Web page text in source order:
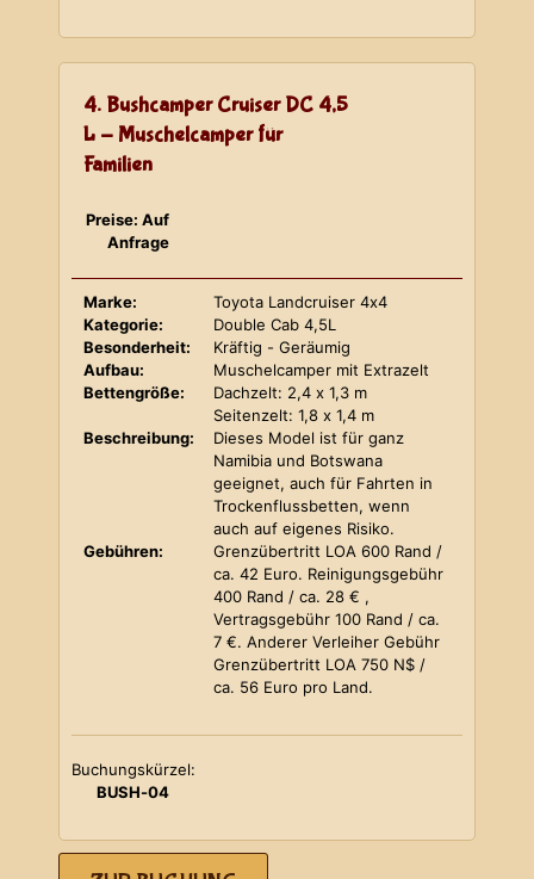
4. Bushcamper Cruiser DC 4,5
L - Muschelcamper für
Familien
Preise: Auf
Anfrage
Marke:
Toyota Landcruiser 4x4
Kategorie:
Double Cab 4,5L
Besonderheit:
Kräftig - Geräumig
Aufbau:
Muschelcamper mit Extrazelt
Bettengröße:
Dachzelt: 2,4 x 1,3 m
Seitenzelt: 1,8 x 1,4 m
Beschreibung:
Dieses Model ist für ganz
Namibia und Botswana
geeignet, auch für Fahrten in
Trockenflussbetten, wenn
auch auf eigenes Risiko.
Gebühren:
Grenzübertritt LOA 600 Rand /
ca. 42 Euro. Reinigungsgebühr
400 Rand / ca. 28 € ,
Vertragsgebühr 100 Rand / ca.
7 €. Anderer Verleiher Gebühr
Grenzübertritt LOA 750 N$ /
ca. 56 Euro pro Land.
Buchungskürzel:
BUSH-04